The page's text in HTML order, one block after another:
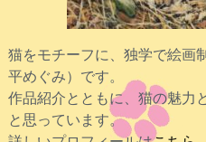
猫をモチーフに、独学で絵画
平めぐみ）です。
作品紹介とともに、猫の魅力
と思っています。